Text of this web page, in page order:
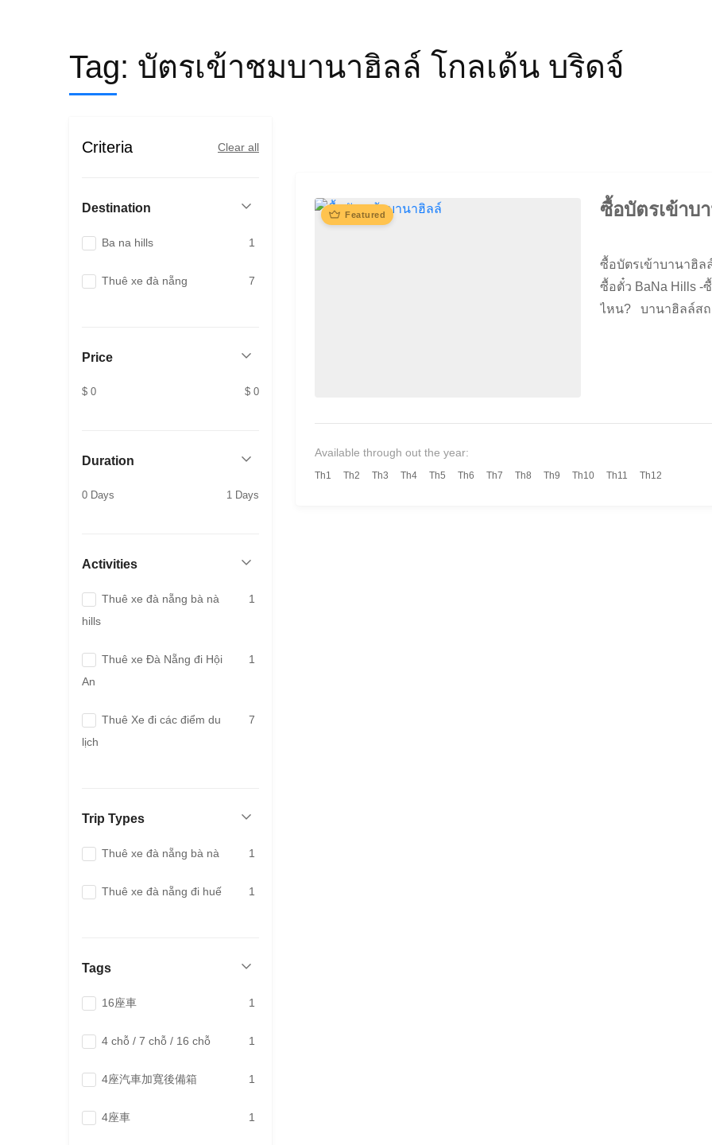
Tag: บัตรเข้าชมบานาฮิลล์ โกลเด้น บริดจ์
Criteria Clear all
Destination
Ba na hills 1
Thuê xe đà nẵng 7
Price
$ 0 $ 0
Duration
0 Days 1 Days
Activities
Thuê xe đà nẵng bà nà
hills
1
Thuê xe Đà Nẵng đi Hội
An
1
Thuê Xe đi các điểm du
lịch
7
Trip Types
Thuê xe đà nẵng bà nà 1
Thuê xe đà nẵng đi huế 1
Tags
16座車 1
4 chỗ / 7 chỗ / 16 chỗ 1
4座汽車加寬後備箱 1
4座車 1
Featured ซื้อบัตรเข้าบ
ซื้อบัตรเข้าบานาฮิล
ซื้อตั๋ว BaNa Hills -
ไหน? บานาฮิลล์สถ
Available through out the year:
Th1 Th2 Th3 Th4 Th5 Th6 Th7 Th8 Th9 Th10 Th11 Th12